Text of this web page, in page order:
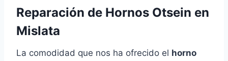
Reparación de Hornos Otsein en
Mislata
La comodidad que nos ha ofrecido el horno